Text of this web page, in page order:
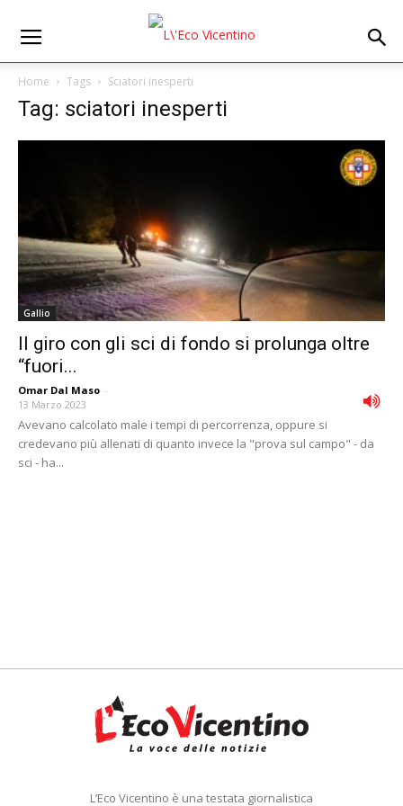
Home Tags Sciatori inesperti
Tag: sciatori inesperti
Gallio
Il giro con gli sci di fondo si prolunga oltre
“fuori...
Omar Dal Maso -
13 Marzo 2023
Avevano calcolato male i tempi di percorrenza, oppure si
credevano più allenati di quanto invece la "prova sul campo" - da
sci - ha...
L’Eco Vicentino è una testata giornalistica